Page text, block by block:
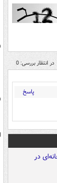
در انتظار بررسی: 0
پاسخ